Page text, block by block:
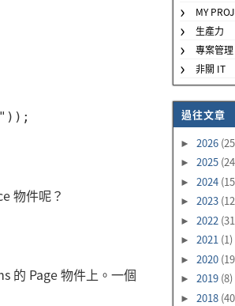
物件呢？
的 Page 物件上。一個
MY
生產力
專案管理
非關 IT
過往文章
► 2026
► 2025
► 2024
► 2023
► 2022
► 2021 (1)
► 2020
► 2019 (8)
► 2018